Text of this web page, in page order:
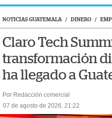
NOTICIAS GUATEMALA / DINERO /
Claro Tech
transformación
ha llegado a
Por Redacción comercial
07 de agosto de 2026, 21:22